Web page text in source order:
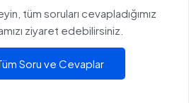
tüm soruları cevapladığımız
ziyaret edebilirsiniz.
Soru ve Cevaplar